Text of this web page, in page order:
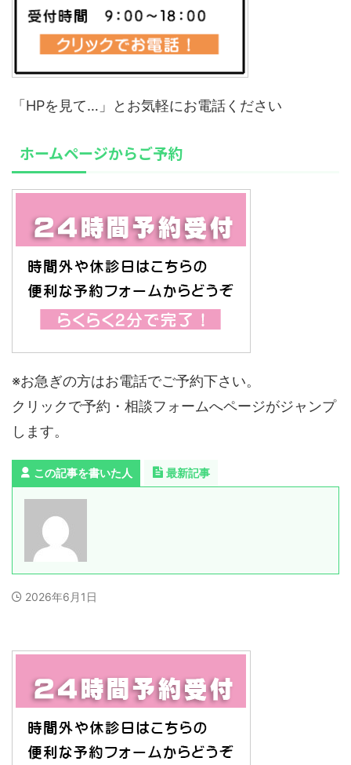
「HPを見て…」とお気軽にお電話ください
ホームページからご予約
※お急ぎの方はお電話でご予約下さい。
クリックで予約・相談フォームへページがジャンプ
します。
この記事を書いた人 最新記事
2026年6月1日